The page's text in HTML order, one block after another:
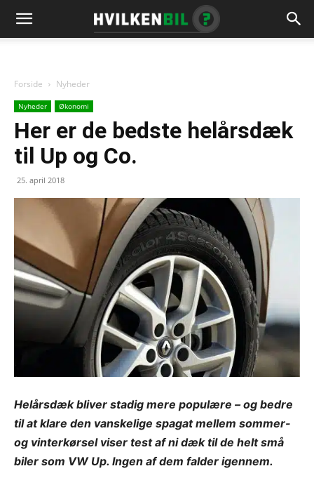
Forside Nyheder
Nyheder Økonomi
Her er de bedste helårsdæk
til Up og Co.
25. april 2018
Helårsdæk bliver stadig mere populære – og bedre
til at klare den vanskelige spagat mellem sommer-
og vinterkørsel viser test af ni dæk til de helt små
biler som VW Up. Ingen af dem falder igennem.